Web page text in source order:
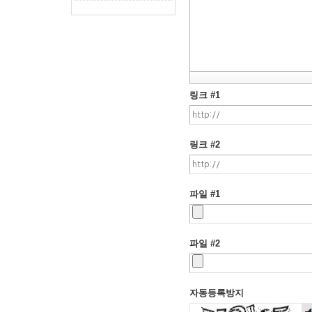
링크 #1
링크 #2
파일 #1
파일 #2
자동등록방지